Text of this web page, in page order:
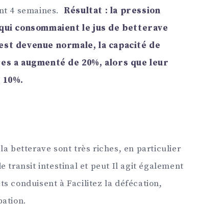
4 semaines. Résultat : la pression
consommaient le jus de betterave
devenue normale, la capacité de
a augmenté de 20%, alors que leur
betterave sont très riches, en particulier
transit intestinal et peut Il agit également
conduisent à Facilitez la défécation,